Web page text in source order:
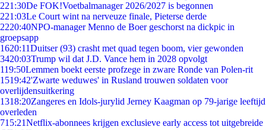
221:30De FOK!Voetbalmanager 2026/2027 is begonnen
221:03Le Court wint na nerveuze finale, Pieterse derde
2220:40NPO-manager Menno de Boer geschorst na dickpic in
groepsapp
1620:11Duitser (93) crasht met quad tegen boom, vier gewonden
3420:03Trump wil dat J.D. Vance hem in 2028 opvolgt
119:50Lemmen boekt eerste profzege in zware Ronde van Polen-rit
1519:42'Zwarte weduwes' in Rusland trouwen soldaten voor
overlijdensuitkering
1318:20Zangeres en Idols-jurylid Jerney Kaagman op 79-jarige leeftijd
overleden
715:21Netflix-abonnees krijgen exclusieve early access tot uitgebreide